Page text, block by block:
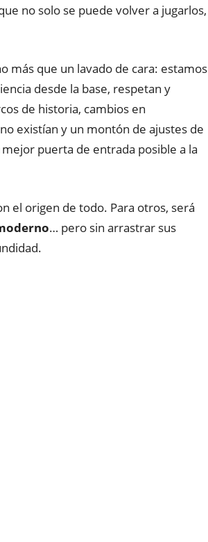
no solo se puede volver a jugarlos,
más que un lavado de cara: estamos
desde la base, respetan y
de historia, cambios en
existían y un montón de ajustes de
puerta de entrada posible a la
el origen de todo. Para otros, será
… pero sin arrastrar sus